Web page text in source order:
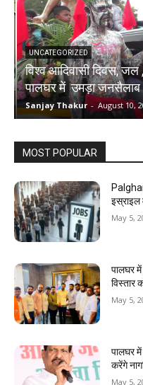
UNCATEGORIZED
विश्व आदिवासी दिवस,
पालघर में उमड़ा जनसैलाब
Sanjay Thakur - August 10,
MOST POPULAR
इस्राइल
May 5,
पालघर में
विस्तार
May 5,
पालघर
करेंगे
May 5,